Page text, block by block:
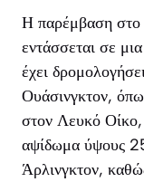
Η παρέμβαση
εντάσσεται σε
έχει
Ουάσινγκτον,
στον Λευκό Οίκο,
αψίδωμα ύψους
Άρλινγκτον,